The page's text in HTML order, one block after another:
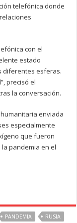
telefónica donde
con el
estado
diferentes esferas.
precisó el
la conversación.
enviada
especialmente
que fueron
pandemia en el
PANDEMIA RUSIA